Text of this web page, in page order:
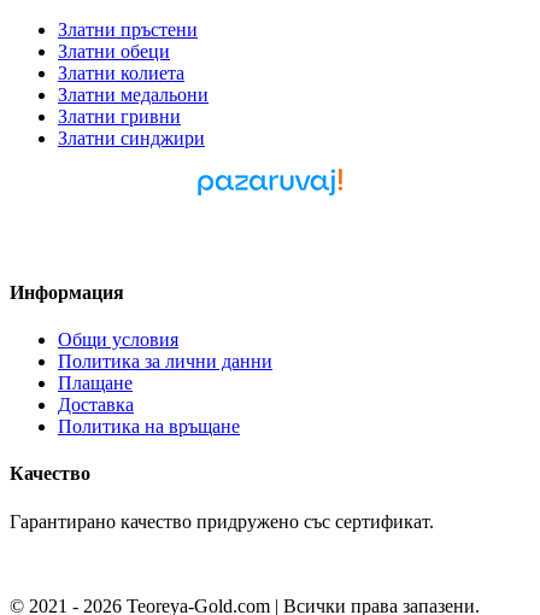
Златни пръстени
Златни обеци
Златни колиета
Златни медальони
Златни гривни
Златни синджири
Информация
Общи условия
Политика за лични данни
Плащане
Доставка
Политика на връщане
Качество
Гарантирано качество придружено със сертификат.
© 2021 - 2026 Teoreya-Gold.com | Всички права запазени.